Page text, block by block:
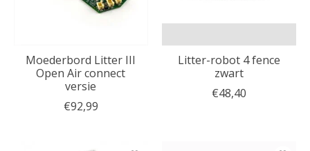
Moederbord Litter III
Open Air connect
versie
€92,99
Litter-robot 4 fence
zwart
€48,40